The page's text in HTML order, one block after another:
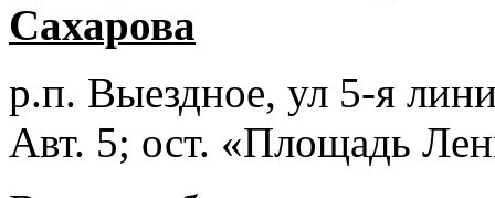
Сахарова
р.п. Выездное, ул 5-я
Авт. 5; ост. «Площадь